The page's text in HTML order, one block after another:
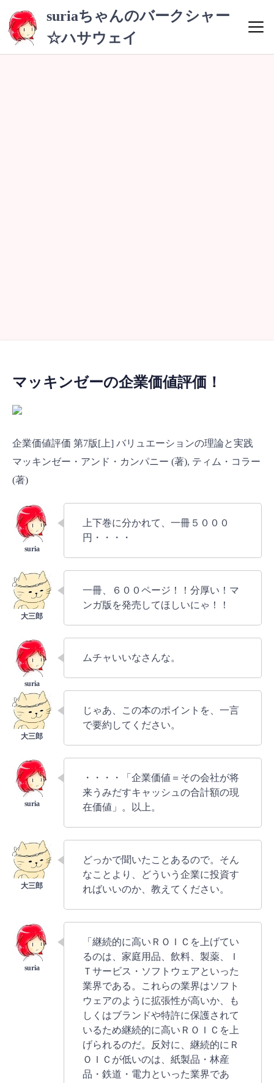
テ
suriaちゃんのバークシャー
☆ハサウェイ
マッキンゼーの企業価値評価！
企業価値評価 第7版[上] バリュエーションの理論と実践
マッキンゼー・アンド・カンパニー (著), ティム・コラー
(著)
上下巻に分かれて、一冊５０００
円・・・・
一冊、６００ページ！！分厚い！マ
ンガ版を発売してほしいにゃ！！
ムチャいいなさんな。
じゃあ、この本のポイントを、一言
で要約してください。
・・・・「企業価値＝その会社が将
来うみだすキャッシュの合計額の現
在価値」。以上。
どっかで聞いたことあるので。そん
なことより、どういう企業に投資す
ればいいのか、教えてください。
「継続的に高いＲＯＩＣを上げてい
るのは、家庭用品、飲料、製薬、Ｉ
Ｔサービス・ソフトウェアといった
業界である。これらの業界はソフト
ウェアのように拡張性が高いか、も
しくはブランドや特許に保護されて
いるため継続的に高いＲＯＩＣを上
げられるのだ。反対に、継続的にＲ
ＯＩＣが低いのは、紙製品・林産
品・鉄道・電力といった業界であ